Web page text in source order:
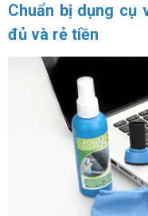
Chuẩn bị dụng cụ
đủ và rẻ tiền